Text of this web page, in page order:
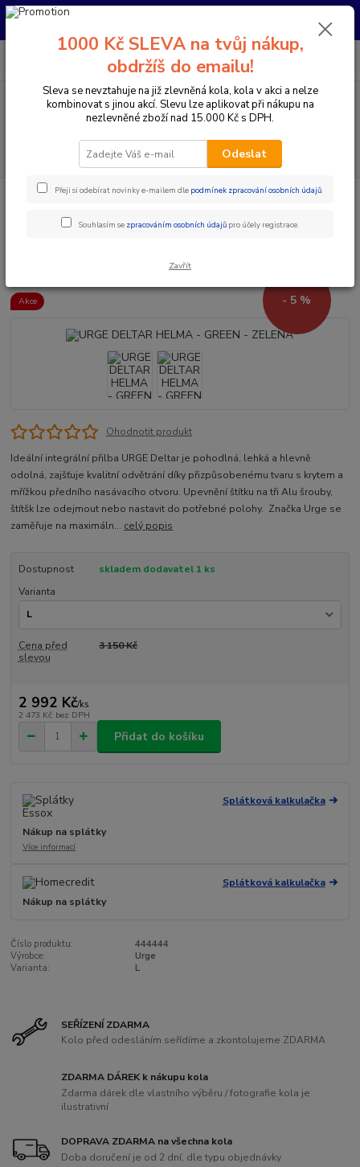
Pro nachystání kola / doplňků na prodejně si prosím zavolejte dopředu.
Menu
CZK
PO-PÁ 10:00-17:00 | SO: 9:00-12:00
Doplňky a helmy Cyklistické helmy
Integrální helmy
Akce - 5 %
Ohodnotit produkt
Ideální integrální přilba URGE Deltar je pohodlná, lehká a hlevně
odolná, zajšťuje kvalitní odvětrání díky přizpůsobenému tvaru s krytem a
mřížkou předního nasávacího otvoru. Upevnění štítku na tři Alu šrouby,
štítšk lze odejmout nebo nastavit do potřebné polohy. Značka Urge se
zaměřuje na maximáln... celý popis
Dostupnost
skladem dodavatel 1 ks
Varianta
Cena před
slevou
3 150 Kč
2 992 Kč/ks
2 473 Kč bez DPH
Přidat do košíku
Splátková kalkulačka
Nákup na splátky
Více informací
Splátková kalkulačka
Nákup na splátky
Číslo produktu:
444444
Výrobce:
Urge
Varianta:
L
SEŘÍZENÍ ZDARMA
Kolo před odesláním seřídíme a zkontolujeme ZDARMA
ZDARMA DÁREK k nákupu kola
Zdarma dárek dle vlastního výběru / fotografie kola je
ilustrativní
DOPRAVA ZDARMA na všechna kola
Doba doručení je od 2 dní, dle typu objednávky
1000 Kč SLEVA na tvůj nákup,
obdržíš do emailu!
Sleva se nevztahuje na již zlevněná kola, kola v akci a nelze
kombinovat s jinou akcí. Slevu lze aplikovat při nákupu na
nezlevněné zboží nad 15.000 Kč s DPH.
Odeslat
Přeji si odebírat novinky e-mailem dle podmínek zpracování osobních údajů.
Souhlasím se zpracováním osobních údajů pro účely registrace.
Zavřít